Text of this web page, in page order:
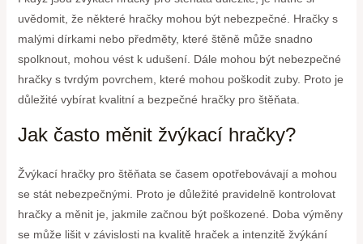
uvědomit, že některé hračky mohou být nebezpečné. Hračky s
malými dírkami nebo předměty, které štěně může snadno
spolknout, mohou vést k udušení. Dále mohou být nebezpečné
hračky s tvrdým povrchem, které mohou poškodit zuby. Proto je
důležité vybírat kvalitní a bezpečné hračky pro štěňata.
Jak často měnit žvýkací hračky?
Žvýkací hračky pro štěňata se časem opotřebovávají a mohou
se stát nebezpečnými. Proto je důležité pravidelně kontrolovat
hračky a měnit je, jakmile začnou být poškozené. Doba výměny
se může lišit v závislosti na kvalitě hraček a intenzitě žvýkání